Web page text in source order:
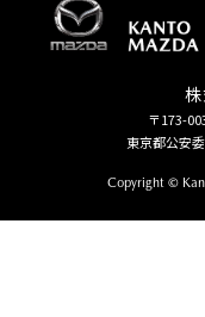
〒173-
東京都公安
Copyright ©